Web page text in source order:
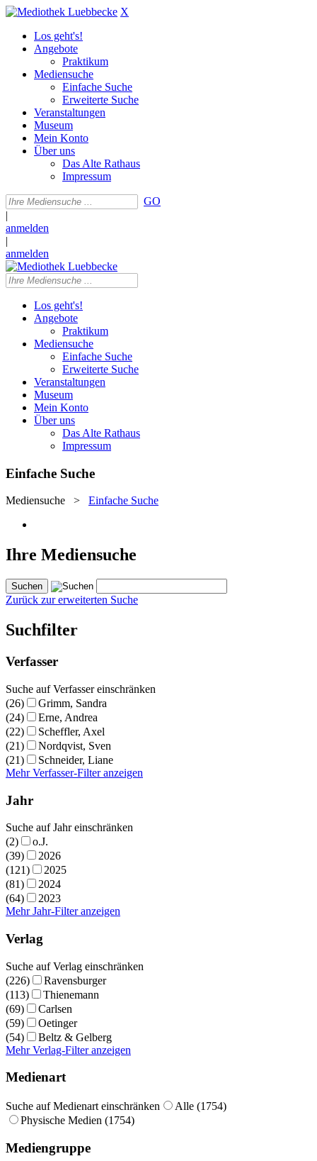
X
Los geht's!
Angebote
Praktikum
Mediensuche
Einfache Suche
Erweiterte Suche
Veranstaltungen
Museum
Mein Konto
Über uns
Das Alte Rathaus
Impressum
GO
|
anmelden
|
anmelden
Los geht's!
Angebote
Praktikum
Mediensuche
Einfache Suche
Erweiterte Suche
Veranstaltungen
Museum
Mein Konto
Über uns
Das Alte Rathaus
Impressum
Einfache Suche
Mediensuche > Einfache Suche
Ihre Mediensuche
Zurück zur erweiterten Suche
Suchfilter
Verfasser
Suche auf Verfasser einschränken
(26)
Grimm, Sandra
(24)
Erne, Andrea
(22)
Scheffler, Axel
(21)
Nordqvist, Sven
(21)
Schneider, Liane
Mehr Verfasser-Filter anzeigen
Jahr
Suche auf Jahr einschränken
(2)
o.J.
(39)
2026
(121)
2025
(81)
2024
(64)
2023
Mehr Jahr-Filter anzeigen
Verlag
Suche auf Verlag einschränken
(226)
Ravensburger
(113)
Thienemann
(69)
Carlsen
(59)
Oetinger
(54)
Beltz & Gelberg
Mehr Verlag-Filter anzeigen
Medienart
Suche auf Medienart einschränken
Alle (1754)
Physische Medien (1754)
Mediengruppe